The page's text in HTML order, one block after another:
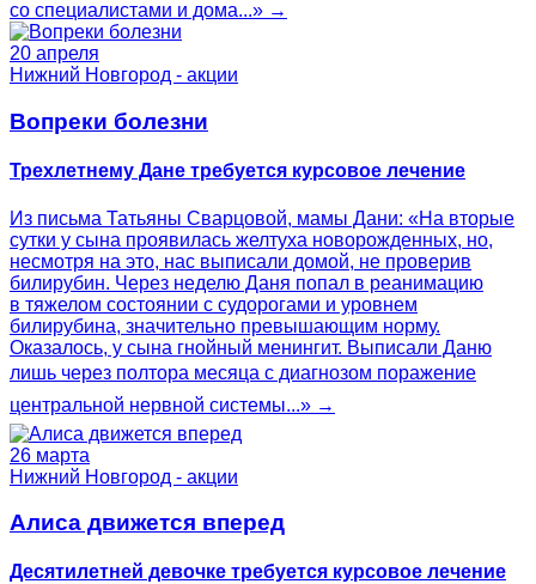
со специалистами и дома...» →
20 апреля
Нижний Новгород - акции
Вопреки болезни
Трехлетнему Дане требуется курсовое лечение
Из письма Татьяны Сварцовой, мамы Дани: «На вторые
сутки у сына проявилась желтуха новорожденных, но,
несмотря на это, нас выписали домой, не проверив
билирубин. Через неделю Даня попал в реанимацию
в тяжелом состоянии с судорогами и уровнем
билирубина, значительно превышающим норму.
Оказалось, у сына гнойный менингит. Выписали Даню
лишь через полтора месяца с диагнозом поражение
центральной нервной системы...» →
26 марта
Нижний Новгород - акции
Алиса движется вперед
Десятилетней девочке требуется курсовое лечение